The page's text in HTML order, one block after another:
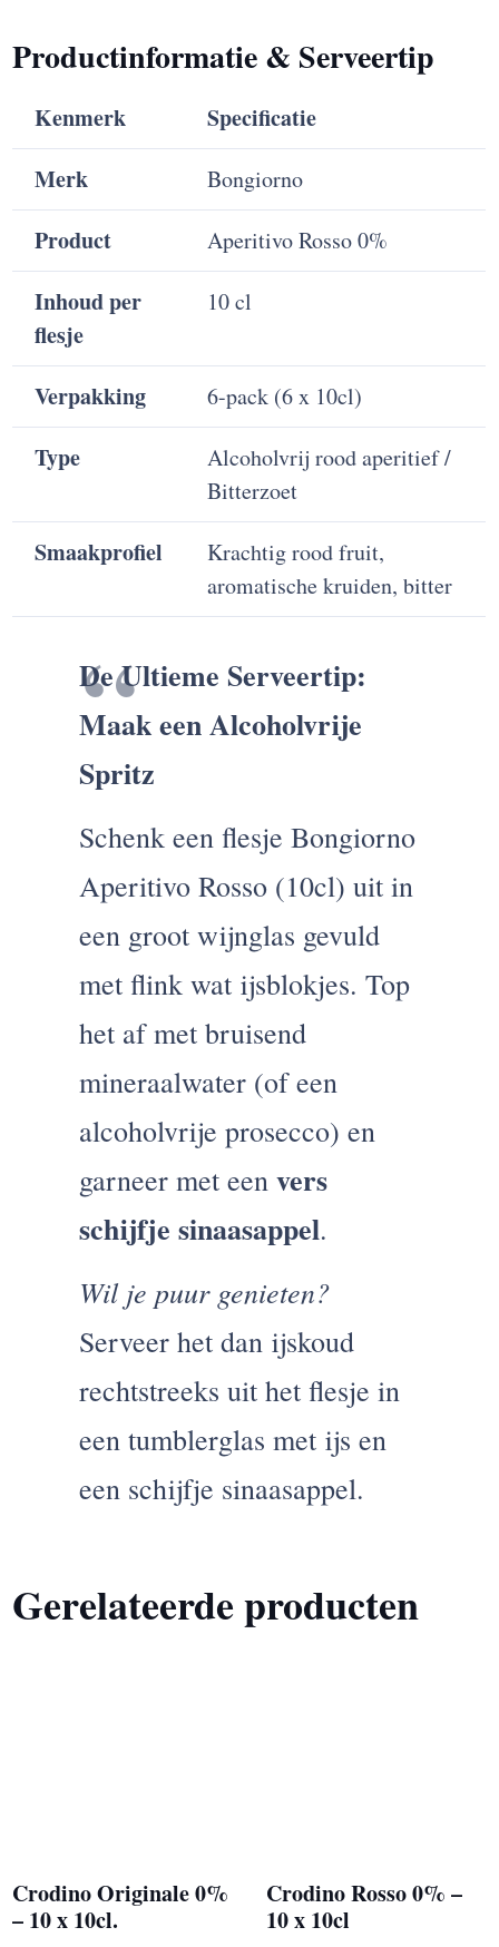
Productinformatie & Serveertip
Kenmerk
Specificatie
Merk
Bongiorno
Product Aperitivo Rosso 0%
Inhoud per
flesje
10 cl
Verpakking 6-pack (6 x 10cl)
Type
Alcoholvrij rood aperitief /
Bitterzoet
Smaakprofiel
Krachtig rood fruit,
aromatische kruiden, bitter
De Ultieme Serveertip:
Maak een Alcoholvrije
Spritz
Schenk een flesje Bongiorno
Aperitivo Rosso (10cl) uit in
een groot wijnglas gevuld
met flink wat ijsblokjes. Top
het af met bruisend
mineraalwater (of een
alcoholvrije prosecco) en
garneer met eenvers
schijfje sinaasappel.
Wil je puur genieten?
Serveer het dan ijskoud
rechtstreeks uit het flesje in
een tumblerglas met ijs en
een schijfje sinaasappel.
Gerelateerde producten
Crodino Originale 0%
– 10 x 10cl.
Crodino Rosso 0% –
10 x 10cl